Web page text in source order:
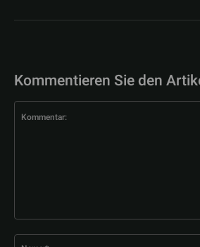
Kommentieren Sie den